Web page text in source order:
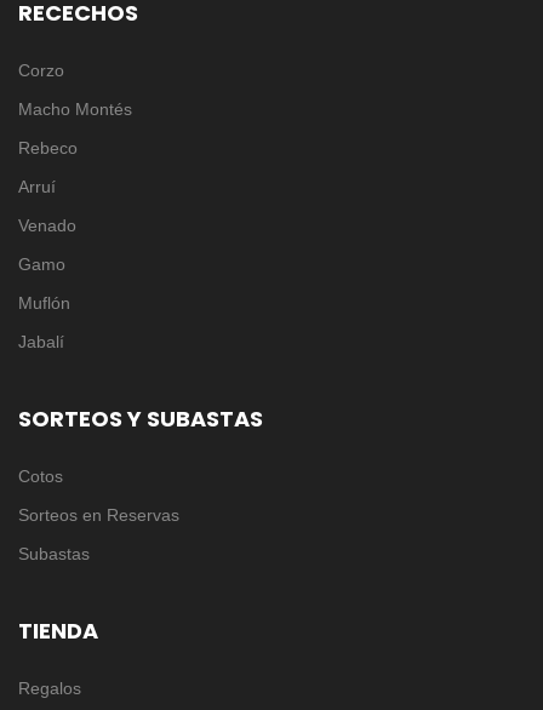
RECECHOS
Corzo
Macho Montés
Rebeco
Arruí
Venado
Gamo
Muflón
Jabalí
SORTEOS Y SUBASTAS
Cotos
Sorteos en Reservas
Subastas
TIENDA
Regalos